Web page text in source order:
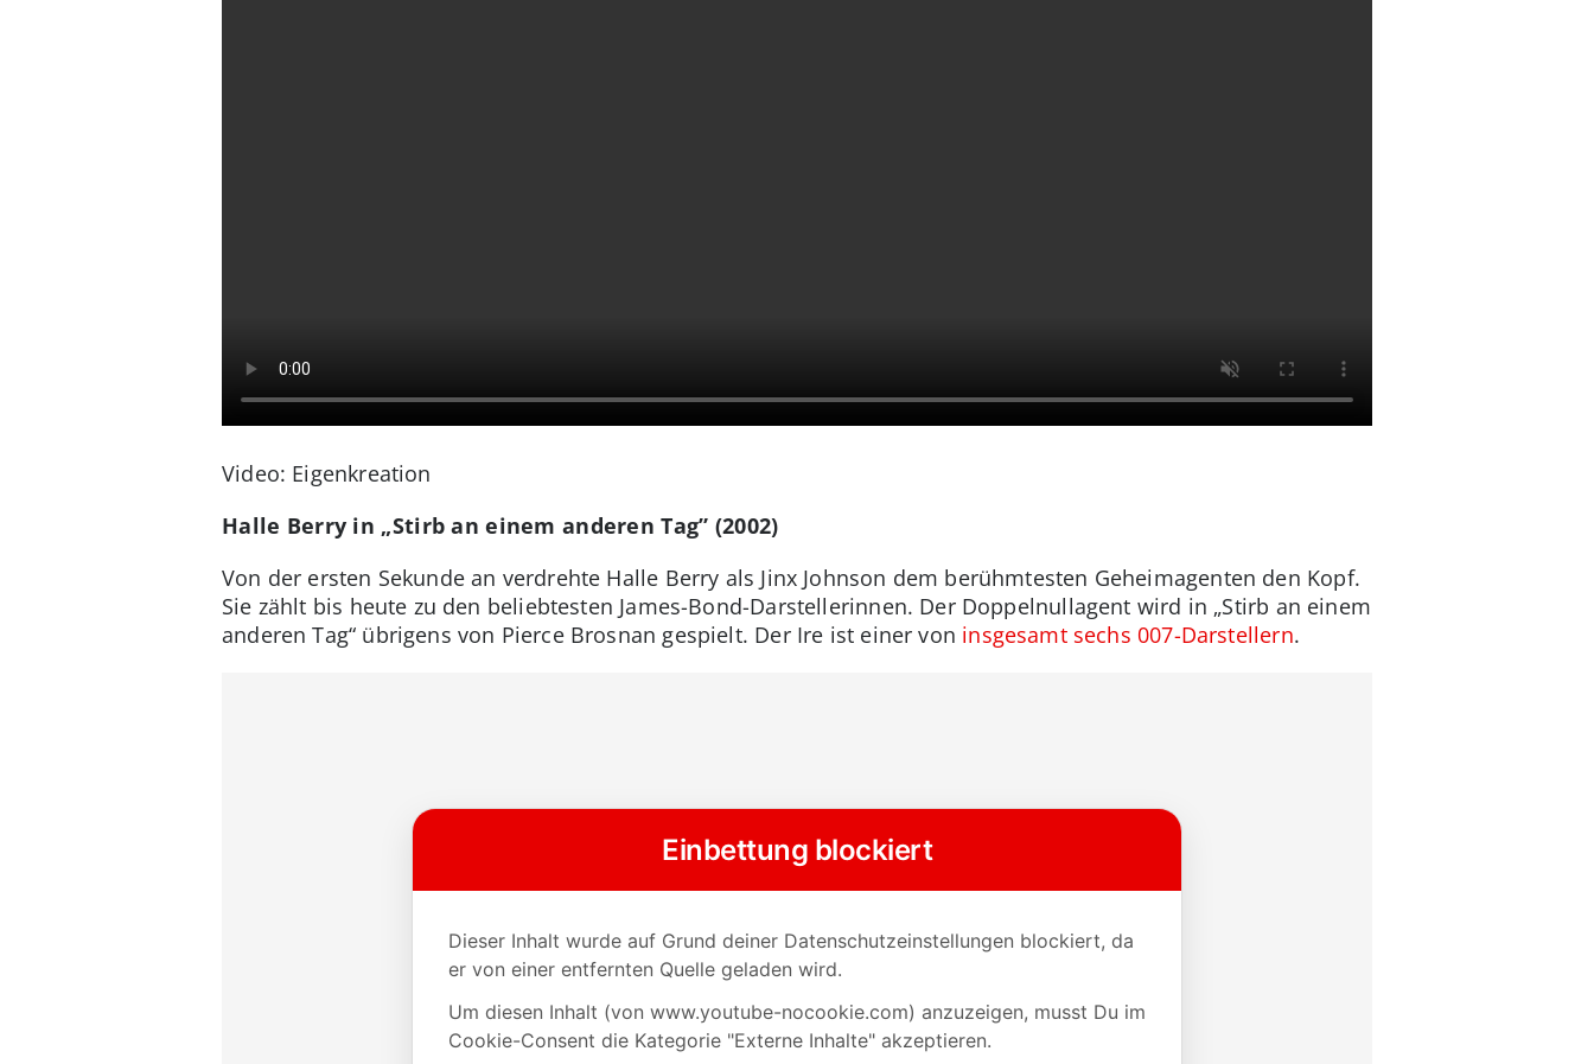
Video: Eigenkreation
Halle Berry in „Stirb an einem anderen Tag” (2002)
Von der ersten Sekunde an verdrehte Halle Berry als Jinx Johnson dem berühmtesten Geheimagenten den Kopf.
Sie zählt bis heute zu den beliebtesten James-Bond-Darstellerinnen. Der Doppelnullagent wird in „Stirb an einem
anderen Tag“ übrigens von Pierce Brosnan gespielt. Der Ire ist einer von insgesamt sechs 007-Darstellern.